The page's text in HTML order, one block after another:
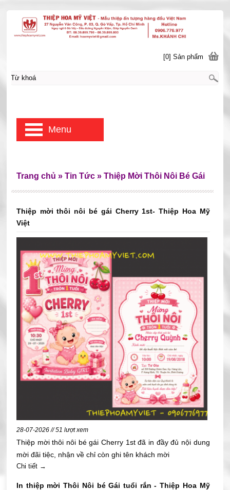
Thiệp mời thôi nôi bé gái Cherry 1st- Thiệp Hoa Mỹ
Việt
28-07-2026 // 51 lượt xem
Thiệp mời thôi nôi bé gái Cherry 1st đã in đầy đủ nội dung
mời đãi tiệc, nhận về chỉ còn ghi tên khách mời
Chi tiết →
In thiệp mời Thôi Nôi bé Gái tuổi rắn - Thiệp Hoa Mỹ
Trang chủ » Tin Tức » Thiệp Mời Thôi Nôi Bé Gái
[0] Sản phẩm
Menu